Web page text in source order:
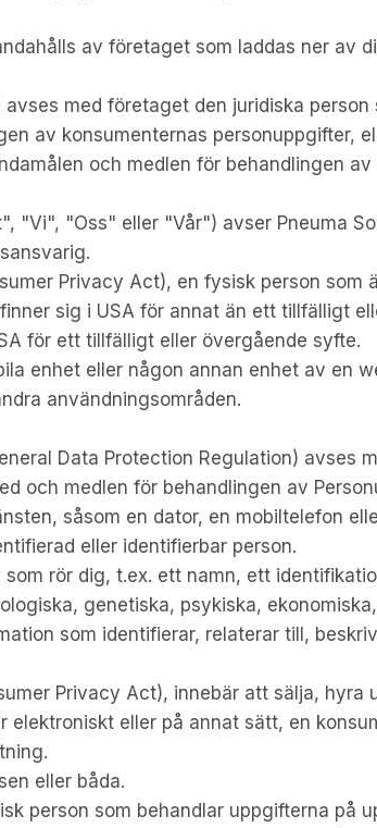
av företaget som laddas ner av
avses med företaget den juridiska
av konsumenternas personuppgifter,
och medlen för behandlingen
"Vi", "Oss" eller "Vår") avser Pneuma
Privacy Act), en fysisk person
sig i USA för annat än ett tillfälligt
för ett tillfälligt eller övergående syfte.
enhet eller någon annan enhet av en
användningsområden.
Data Protection Regulation)
och medlen för behandlingen av
såsom en dator, en mobiltelefon
eller identifierbar person.
som rör dig, t.ex. ett namn, ett
genetiska, psykiska,
som identifierar, relaterar till,
Privacy Act), innebär att sälja,
eller på annat sätt, en
eller båda.
person som behandlar uppgifterna på